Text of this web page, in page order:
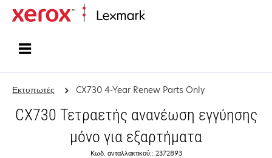
Εκτυπωτές CX730 4-Year Renew Parts Only
CX730 Τετραετής ανανέωση εγγύησης
μόνο για εξαρτήματα
Κωδ. ανταλλακτικού:: 2372893